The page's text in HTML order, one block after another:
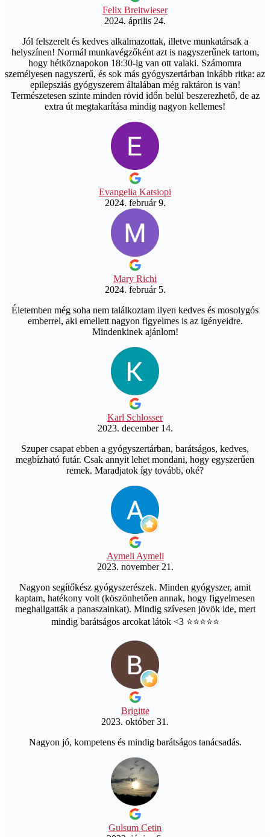
Felix Breitwieser
2024. április 24.
Jól felszerelt és kedves alkalmazottak, illetve munkatársak a
helyszínen! Normál munkavégzőként azt is nagyszerűnek tartom,
hogy hétköznapokon 18:30-ig van ott valaki. Számomra
személyesen nagyszerű, és sok más gyógyszertárban inkább ritka: az
epilepsziás gyógyszerem általában még raktáron is van!
Természetesen szinte minden rövid időn belül beszerezhető, de az
extra út megtakarítása mindig nagyon kellemes!
Evangelia Katsiopi
2024. február 9.
Mary Richi
2024. február 5.
Életemben még soha nem találkoztam ilyen kedves és mosolygós
emberrel, aki emellett nagyon figyelmes is az igényeidre.
Mindenkinek ajánlom!
Karl Schlosser
2023. december 14.
Szuper csapat ebben a gyógyszertárban, barátságos, kedves,
megbízható futár. Csak annyit lehet mondani, hogy egyszerűen
remek. Maradjatok így tovább, oké?
Aymeli Aymeli
2023. november 21.
Nagyon segítőkész gyógyszerészek. Minden gyógyszer, amit
kaptam, hatékony volt (köszönhetően annak, hogy figyelmesen
meghallgatták a panaszainkat). Mindig szívesen jövök ide, mert
mindig barátságos arcokat látok <3 ⭐️⭐️⭐️⭐️⭐️
Brigitte
2023. október 31.
Nagyon jó, kompetens és mindig barátságos tanácsadás.
Gulsum Cetin